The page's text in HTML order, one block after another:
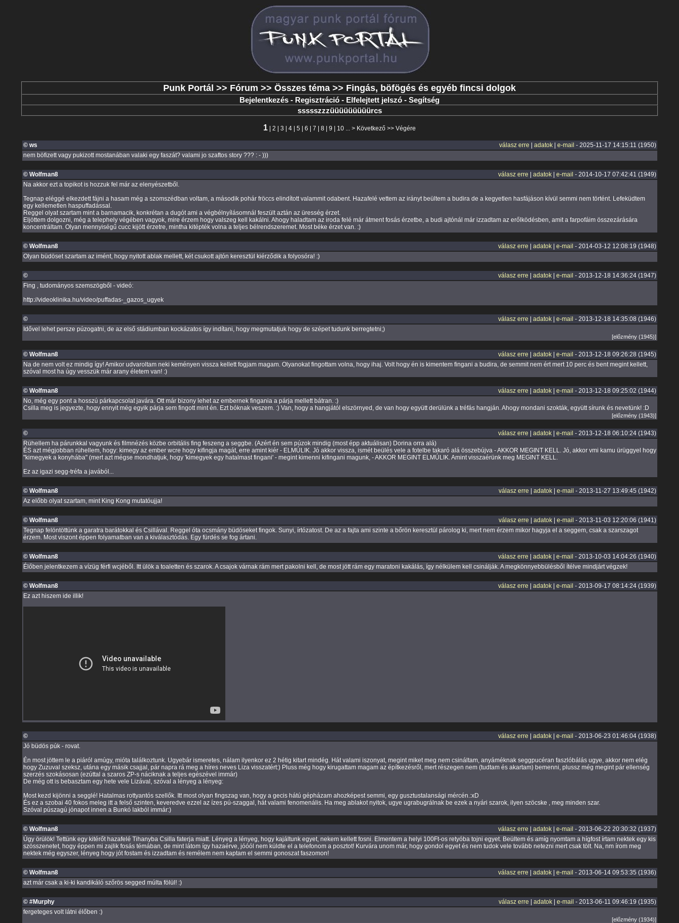
Punk Portál >> Fórum >> Összes téma >> Fingás, böfögés és egyéb fincsi dolgok
Bejelentkezés - Regisztráció - Elfelejtett jelszó - Segítség
ssssszzzüüüüüüüüürcs
1
2 3 4 5 6 7 8 9 10 ... > Következő >> Végére
© ws válasz erre adatok| e-mail - 2025-11-17 14:15:11 (1950)
nem böfizett vagy pukizott mostanában valaki egy faszát? valami jo szaftos story ??? : - )))
© Wolfman8 válasz erre adatok| e-mail - 2014-10-17 07:42:41 (1949)
Na akkor ezt a topikot is hozzuk fel már az elenyészetből.
Tegnap eléggé elkezdett fájni a hasam még a szomszédban voltam, a második pohár fröccs elindított valammit odabent. Hazafelé vettem az irányt beültem a budira de a kegyetlen hasfájáson kívül semmi nem történt. Lefeküdtem
egy kellemetlen haspuffadással.
Reggel olyat szartam mint a barnamacik, konkrétan a dugót ami a végbélnyílásomnál feszült aztán az üresség érzet.
Eljöttem dolgozni, még a telephely végében vagyok, mire érzem hogy valszeg kell kakálni. Ahogy haladtam az iroda felé már átment fosás érzetbe, a budi ajtónál már izzadtam az erőlködésben, amit a farpofáim összezárására
koncentráltam. Olyan mennyiségű cucc kijött érzetre, mintha kitépték volna a teljes bélrendszeremet. Most béke érzet van. :)
© Wolfman8 válasz erre adatok| e-mail - 2014-03-12 12:08:19 (1948)
Olyan büdöset szartam az imént, hogy nyitott ablak mellett, két csukott ajtón keresztül kiérződik a folyosóra! :)
© válasz erre adatok| e-mail - 2013-12-18 14:36:24 (1947)
Fing , tudományos szemszögből - videó:
http://videoklinika.hu/video/puffadas-_gazos_ugyek
© válasz erre adatok| e-mail - 2013-12-18 14:35:08 (1946)
Idővel lehet persze púzogatni, de az első stádiumban kockázatos így indítani, hogy megmutatjuk hogy de szépet tudunk berregtetni;)
[előzmény (1945)]
© Wolfman8 válasz erre adatok| e-mail - 2013-12-18 09:26:28 (1945)
Na de nem volt ez mindig így! Amikor udvaroltam neki keményen vissza kellett fogjam magam. Olyanokat fingottam volna, hogy ihaj. Volt hogy én is kimentem fingani a budira, de semmit nem ért mert 10 perc és bent megint kellett,
szóval most ha úgy vesszük már arany életem van! :)
© Wolfman8 válasz erre adatok| e-mail - 2013-12-18 09:25:02 (1944)
No, még egy pont a hosszú párkapcsolat javára. Ott már bizony lehet az embernek fingania a párja mellett bátran. :)
Csilla meg is jegyezte, hogy ennyit még egyik párja sem fingott mint én. Ezt bóknak veszem. :) Van, hogy a hangjától elszörnyed, de van hogy együtt derülünk a tréfás hangján. Ahogy mondani szokták, együtt sírunk és nevetünk! :D
[előzmény (1943)]
© válasz erre adatok| e-mail - 2013-12-18 06:10:24 (1943)
Rühellem ha párunkkal vagyunk és filmnézés közbe orbitális fing feszeng a seggbe. (Azért én sem púzok mindig (most épp aktuálisan) Dorina orra alá)
ÉS azt mégjobban rühellem, hogy: kimegy az ember wcre hogy kifingja magát, erre amint kiér - ELMÚLIK. Jó akkor vissza, ismét beülés vele a fotelbe takaró alá összebújva - AKKOR MEGINT KELL. Jó, akkor vmi kamu ürüggyel hogy
"kimegyek a konyhába" (mert azt mégse mondhatjuk, hogy 'kimegyek egy hatalmast fingani' - megint kimenni kifingani magunk, - AKKOR MEGINT ELMÚLIK. Amint visszaérünk meg MEGINT KELL.
Ez az igazi segg-tréfa a javából...
© Wolfman8 válasz erre adatok| e-mail - 2013-11-27 13:49:45 (1942)
Az előbb olyat szartam, mint King Kong mutatóujja!
© Wolfman8 válasz erre adatok| e-mail - 2013-11-03 12:20:06 (1941)
Tegnap felöntöttünk a garatra barátokkal és Csillával. Reggel óta ocsmány büdöseket fingok. Sunyi, írtózatost. De az a fajta ami szinte a bőrön keresztül párolog ki, mert nem érzem mikor hagyja el a seggem, csak a szarszagot
érzem. Most viszont éppen folyamatban van a kiválasztódás. Egy fürdés se fog ártani.
© Wolfman8 válasz erre adatok| e-mail - 2013-10-03 14:04:26 (1940)
Élőben jelentkezem a vízüg férfi wcjéből. Itt ülök a toaletten és szarok. A csajok várnak rám mert pakolni kell, de most jött rám egy maratoni kakálás, így nélkülem kell csinálják. A megkönnyebbülésből ítélve mindjárt végzek!
© Wolfman8 válasz erre adatok| e-mail - 2013-09-17 08:14:24 (1939)
Ez azt hiszem ide illik!
© válasz erre adatok| e-mail - 2013-06-23 01:46:04 (1938)
Jó büdös púk - rovat.
Én most jöttem le a piáról amúgy, mióta találkoztunk. Ugyebár ismeretes, nálam ilyenkor ez 2 hétig kitart mindég. Hát valami iszonyat, megint miket meg nem csináltam, anyáméknak seggpucéran faszlóbálás ugye, akkor nem elég
hogy Zuzuval szeksz, utána egy másik csajjal, pár napra rá meg a híres neves Liza visszatért:) Pluss még hogy kirugattam magam az építkezésről, mert részegen nem (tudtam és akartam) bemenni, plussz még megint pár ellenség
szerzés szokásosan (ezúttal a szaros ZP-s náciknak a teljes egészével immár)
De még ott is bebasztam egy hete vele Lizával, szóval a lényeg a lényeg:
Most kezd kijönni a segglé! Hatalmas rottyantós szellők. Itt most olyan fingszag van, hogy a gecis hátú gépházam ahozképest semmi, egy gusztustalansági mércén.:xD
És ez a szobai 40 fokos meleg itt a felső szinten, keveredve ezzel az ízes pú-szaggal, hát valami fenomenális. Ha meg ablakot nyitok, ugye ugrabugrálnak be ezek a nyári szarok, ilyen szöcske , meg minden szar.
Szóval púszagú jónapot innen a Bunkó lakból immár:)
© Wolfman8 válasz erre adatok| e-mail - 2013-06-22 20:30:32 (1937)
Úgy örülök! Tettünk egy kitérőt hazafelé Tihanyba Csilla faterja miatt. Lényeg a lényeg, hogy kajáltunk egyet, nekem kellett fosni. Elmentem a helyi 100Ft-os retyóba tojni egyet. Beültem és amíg nyomtam a hígfost írtam nektek egy kis
szösszenetet, hogy éppen mi zajlik fosás témában, de mint látom így hazaérve, jóóól nem küldte el a telefonom a posztot! Kurvára unom már, hogy gondol egyet és nem tudok vele tovább netezni mert csak tölt. Na, nm írom meg
nektek még egyszer, lényeg hogy jót fostam és izzadtam és remélem nem kaptam el semmi gonoszat faszomon!
© Wolfman8 válasz erre adatok| e-mail - 2013-06-14 09:53:35 (1936)
azt már csak a ki-ki kandikáló szőrös segged múlta fölül! :)
© #Murphy válasz erre adatok| e-mail - 2013-06-11 09:46:19 (1935)
fergeteges volt látni élőben :)
[előzmény (1934)]